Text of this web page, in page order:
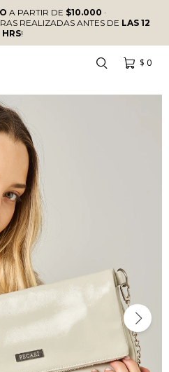
A PARTIR DE $10.000 ·
REALIZADAS ANTES DE LAS 12
HRS!
$ 0